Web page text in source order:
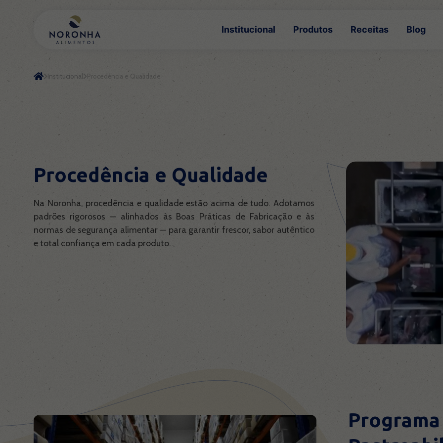
Institucional Produtos Receitas Blog
Institucional Procedência e Qualidade
Procedência e Qualidade
Na Noronha, procedência e qualidade estão acima de tudo. Adotamos
padrões rigorosos — alinhados às Boas Práticas de Fabricação e às
normas de segurança alimentar — para garantir frescor, sabor autêntico
e total confiança em cada produto.